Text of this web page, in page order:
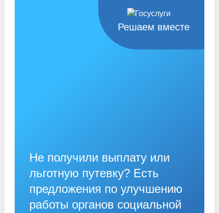
Решаем вместе
Не получили выплату или
льготную путевку? Есть
предложения по улучшению
работы органов социальной